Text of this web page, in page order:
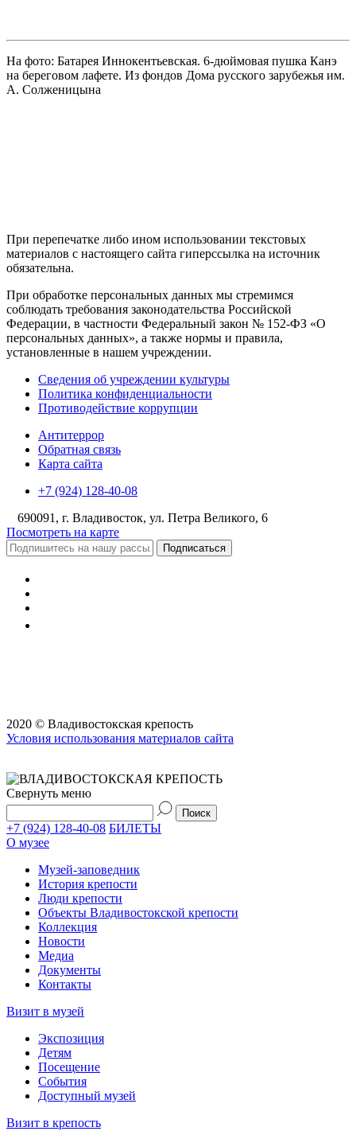
На фото: Батарея Иннокентьевская. 6-дюймовая пушка Канэ
на береговом лафете. Из фондов Дома русского зарубежья им.
А. Солженицына
При перепечатке либо ином использовании текстовых
материалов с настоящего сайта гиперссылка на источник
обязательна.
При обработке персональных данных мы стремимся
соблюдать требования законодательства Российской
Федерации, в частности Федеральный закон № 152-ФЗ «О
персональных данных», а также нормы и правила,
установленные в нашем учреждении.
Сведения об учреждении культуры
Политика конфиденциальности
Противодействие коррупции
Антитеррор
Обратная связь
Карта сайта
+7 (924) 128-40-08
690091, г. Владивосток, ул. Петра Великого, 6
Посмотреть на карте
Подписаться
2020 © Владивостокская крепость
Условия использования материалов сайта
Свернуть меню
+7 (924) 128-40-08 БИЛЕТЫ
О музее
Музей-заповедник
История крепости
Люди крепости
Объекты Владивостокской крепости
Коллекция
Новости
Медиа
Документы
Контакты
Визит в музей
Экспозиция
Детям
Посещение
События
Доступный музей
Визит в крепость